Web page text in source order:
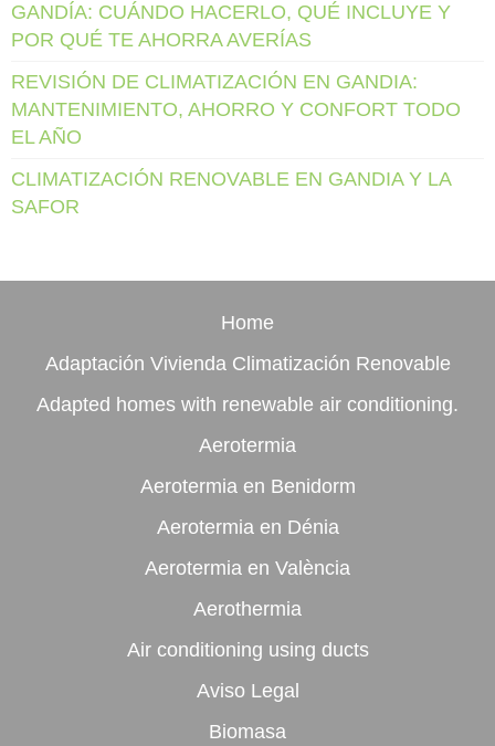
GANDÍA: CUÁNDO HACERLO, QUÉ INCLUYE Y
POR QUÉ TE AHORRA AVERÍAS
REVISIÓN DE CLIMATIZACIÓN EN GANDIA:
MANTENIMIENTO, AHORRO Y CONFORT TODO
EL AÑO
CLIMATIZACIÓN RENOVABLE EN GANDIA Y LA
SAFOR
Home
Adaptación Vivienda Climatización Renovable
Adapted homes with renewable air conditioning.
Aerotermia
Aerotermia en Benidorm
Aerotermia en Dénia
Aerotermia en València
Aerothermia
Air conditioning using ducts
Aviso Legal
Biomasa